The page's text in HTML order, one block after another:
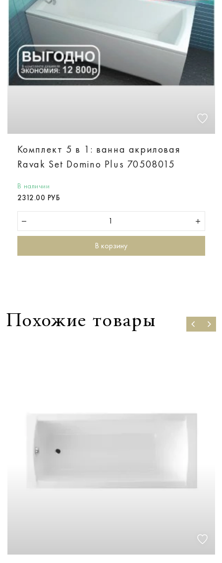
Комплект 5 в 1: ванна акриловая
Ravak Set Domino Plus 70508015
В наличии
2312.00 РУБ
В корзину
Похожие товары